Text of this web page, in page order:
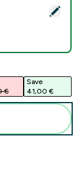
3"
€‎
Save
41,00 €‎